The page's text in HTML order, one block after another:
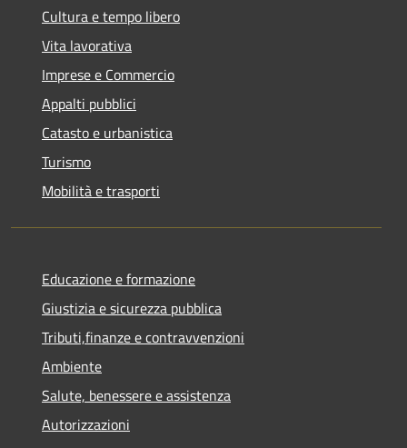
Cultura e tempo libero
Vita lavorativa
Imprese e Commercio
Appalti pubblici
Catasto e urbanistica
Turismo
Mobilità e trasporti
Educazione e formazione
Giustizia e sicurezza pubblica
Tributi,finanze e contravvenzioni
Ambiente
Salute, benessere e assistenza
Autorizzazioni